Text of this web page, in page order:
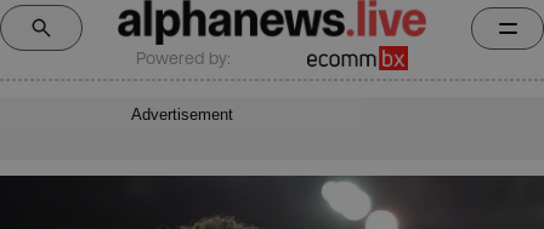
Powered by:
Advertisement